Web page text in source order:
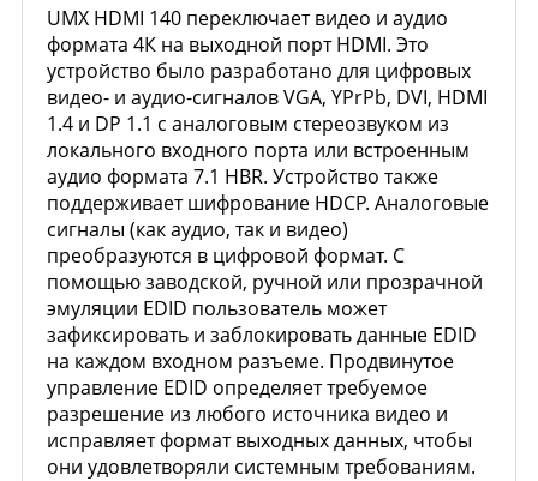
UMX HDMI 140 переключает видео и аудио
формата 4К на выходной порт HDMI. Это
устройство было разработано для цифровых
видео- и аудио-сигналов VGA, YPrPb, DVI, HDMI
1.4 и DP 1.1 с аналоговым стереозвуком из
локального входного порта или встроенным
аудио формата 7.1 HBR. Устройство также
поддерживает шифрование HDCP. Аналоговые
сигналы (как аудио, так и видео)
преобразуются в цифровой формат. С
помощью заводской, ручной или прозрачной
эмуляции EDID пользователь может
зафиксировать и заблокировать данные EDID
на каждом входном разъеме. Продвинутое
управление EDID определяет требуемое
разрешение из любого источника видео и
исправляет формат выходных данных, чтобы
они удовлетворяли системным требованиям.